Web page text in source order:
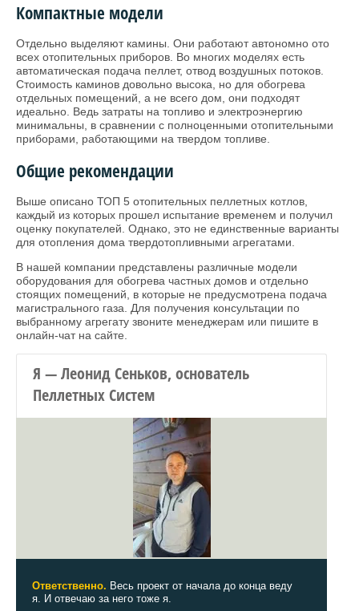
Я — Леонид Сеньков, основатель
Пеллетных Систем
Ответственно. Весь проект от начала до конца веду
я. И отвечаю за него тоже я.
Компактные модели
Отдельно выделяют камины. Они работают автономно ото
всех отопительных приборов. Во многих моделях есть
автоматическая подача пеллет, отвод воздушных потоков.
Стоимость каминов довольно высока, но для обогрева
отдельных помещений, а не всего дом, они подходят
идеально. Ведь затраты на топливо и электроэнергию
минимальны, в сравнении с полноценными отопительными
приборами, работающими на твердом топливе.
Общие рекомендации
Выше описано ТОП 5 отопительных пеллетных котлов,
каждый из которых прошел испытание временем и получил
оценку покупателей. Однако, это не единственные варианты
для отопления дома твердотопливными агрегатами.
В нашей компании представлены различные модели
оборудования для обогрева частных домов и отдельно
стоящих помещений, в которые не предусмотрена подача
магистрального газа. Для получения консультации по
выбранному агрегату звоните менеджерам или пишите в
онлайн-чат на сайте.